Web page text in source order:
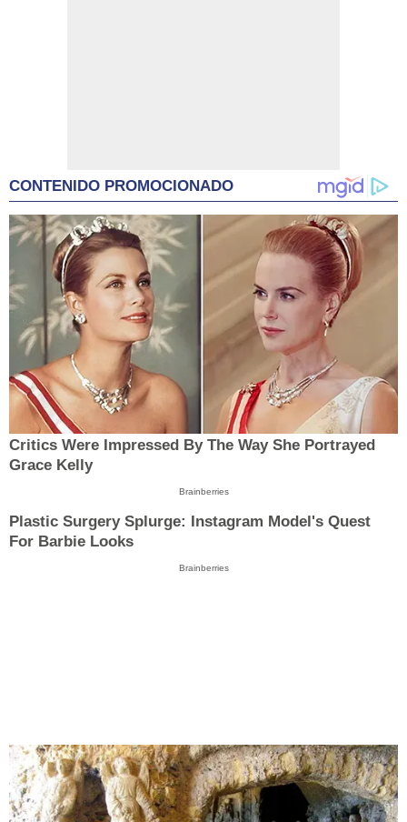
CONTENIDO PROMOCIONADO
Critics Were Impressed By The Way She Portrayed
Grace Kelly
Brainberries
Plastic Surgery Splurge: Instagram Model's Quest
For Barbie Looks
Brainberries